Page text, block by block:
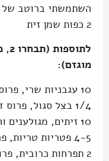
השתמשתי ברוטב של
2 כפות שמן זית
מוגזם):
10 עגבניות שרי, פרוסות דק
1/4 בצל סגול, פרוס דק
10 זיתים, מגולענים וחתוכים גס
4-5 פטריות טריות, פרוסות דק
2 תפרחות כרובית, פרוסות דק